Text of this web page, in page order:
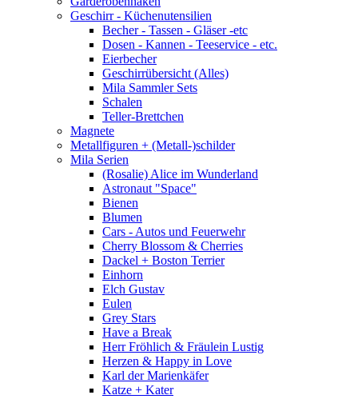
Geschirr - Küchenutensilien
Becher - Tassen - Gläser -etc
Dosen - Kannen - Teeservice - etc.
Eierbecher
Geschirrübersicht (Alles)
Mila Sammler Sets
Schalen
Teller-Brettchen
Magnete
Metallfiguren + (Metall-)schilder
Mila Serien
(Rosalie) Alice im Wunderland
Astronaut "Space"
Bienen
Blumen
Cars - Autos und Feuerwehr
Cherry Blossom & Cherries
Dackel + Boston Terrier
Einhorn
Elch Gustav
Eulen
Grey Stars
Have a Break
Herr Fröhlich & Fräulein Lustig
Herzen & Happy in Love
Karl der Marienkäfer
Katze + Kater